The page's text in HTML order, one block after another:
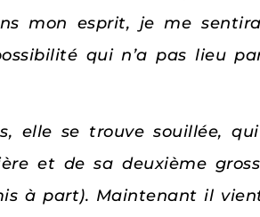
mon esprit, je me
qui n’a pas lieu
elle se trouve souillée,
et de sa deuxième
à part). Maintenant il